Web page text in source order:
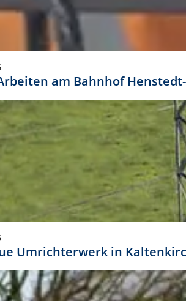
im Layout:
beträgt 4 – 10 % der jeweiligen
definierte Anwendungsgrößen im
– 15 mm hoch (5 %)
A1 – 39 mm hoch (5 %)
– 10 mm hoch (5 %)
x 1080 px – 78 px hoch (7 %)
darf das Logo jedoch auch
Absprache mit der
am Bahnhof
Umrichterwerk in